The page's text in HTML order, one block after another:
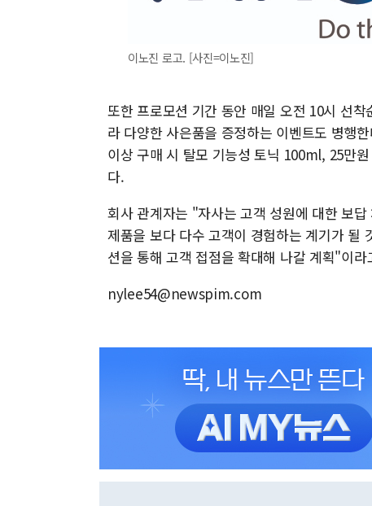
이노진 로고. [사진=이노진]
또한 프로모션 기간 동안 매일 오전 10시 선
라 다양한 사은품을 증정하는 이벤트도 병행
이상 구매 시 탈모 기능성 토닉 100ml, 25만
다.
회사 관계자는 "자사는 고객 성원에 대한 보
제품을 보다 다수 고객이 경험하는 계기가 될
션을 통해 고객 접점을 확대해 나갈 계획"이라
nylee54@newspim.com